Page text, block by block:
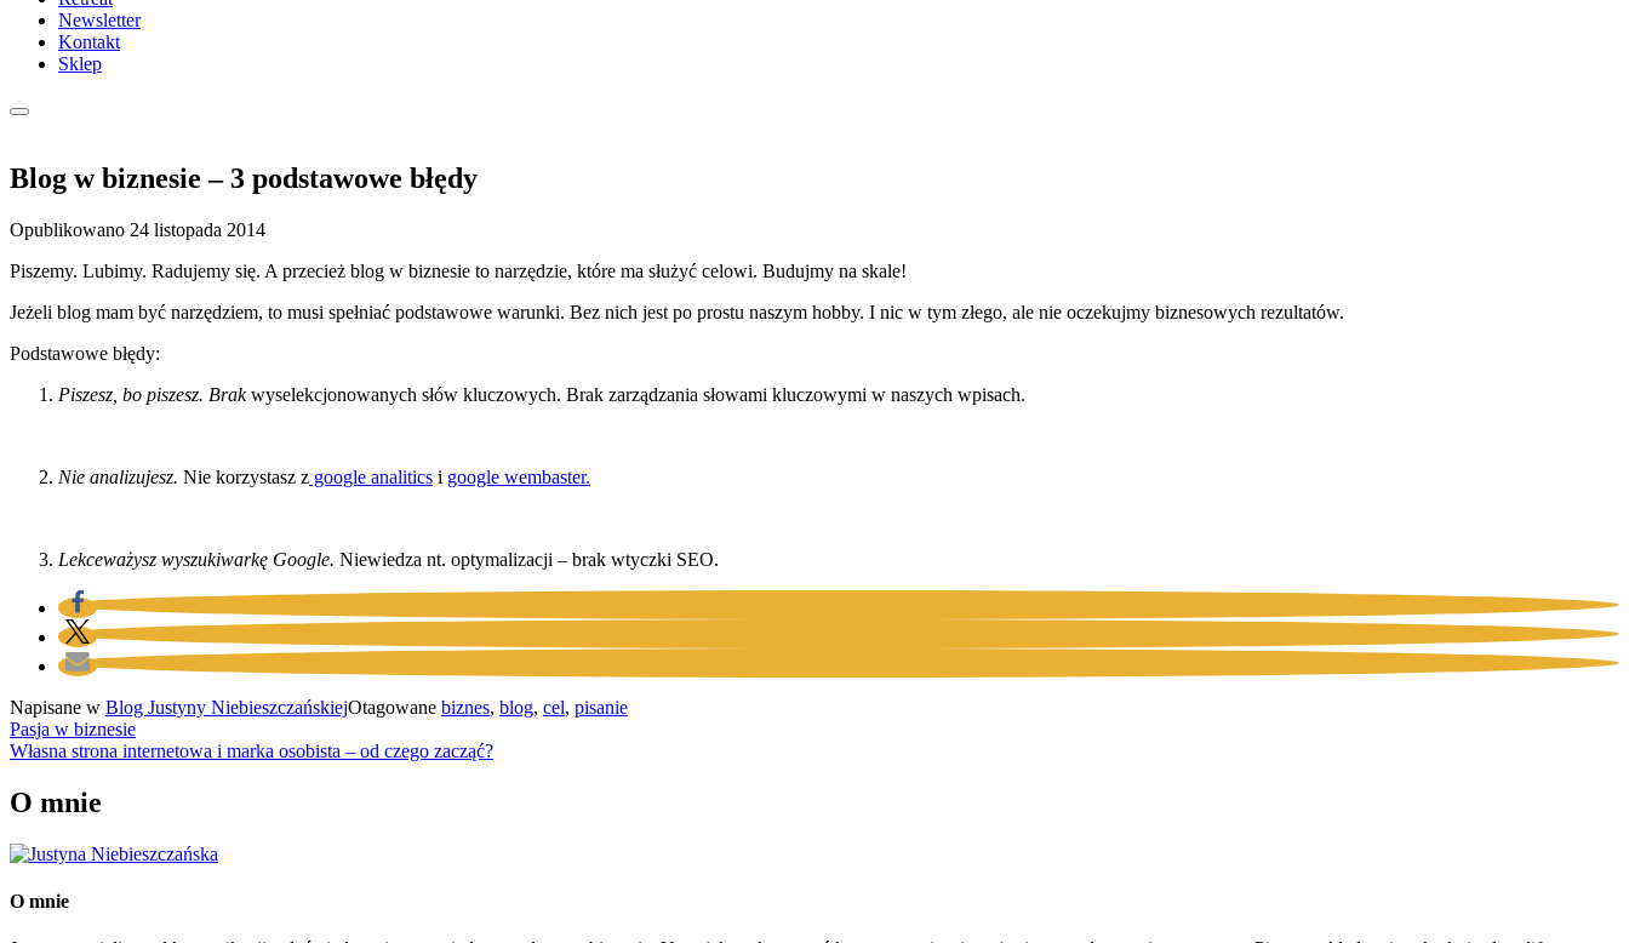
Newsletter
Kontakt
Sklep
Blog w biznesie – 3 podstawowe błędy
Opublikowano 24 listopada 2014
Piszemy. Lubimy. Radujemy się. A przecież blog w biznesie to narzędzie, które ma służyć celowi. Budujmy na skale!
Jeżeli blog mam być narzędziem, to musi spełniać podstawowe warunki. Bez nich jest po prostu naszym hobby. I nic w tym złego, ale nie oczekujmy biznesowych rezultatów.
Podstawowe błędy:
Piszesz, bo piszesz. Brakwyselekcjonowanych słów kluczowych. Brak zarządzania słowami kluczowymi w naszych wpisach.
Nie analizujesz. Nie korzystasz z google analitics i google wembaster.
Lekceważysz wyszukiwarkę Google. Niewiedza nt. optymalizacji – brak wtyczki SEO.
Napisane w Blog Justyny NiebieszczańskiejOtagowane biznes, blog, cel, pisanie
Nawigacja
wpisu
Pasja w biznesie
Własna strona internetowa i marka osobista – od czego zacząć?
O mnie
O mnie